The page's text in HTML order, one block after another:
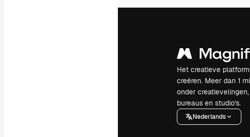
Het creatieve
creëren. Meer dan 1
onder
bureaus en studio's.
Nederlands